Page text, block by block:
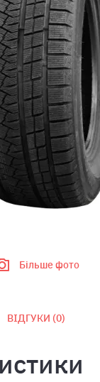
Більше фото
ВІДГУКИ (0)